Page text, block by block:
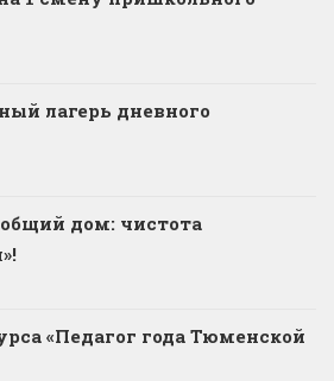
лагерь дневного
дом: чистота
«Педагог года Тюменской